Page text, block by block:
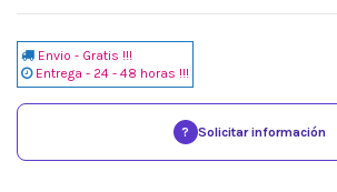
Envio - Gratis !!!
Entrega - 24 - 48 horas !!!
? Solicitar información